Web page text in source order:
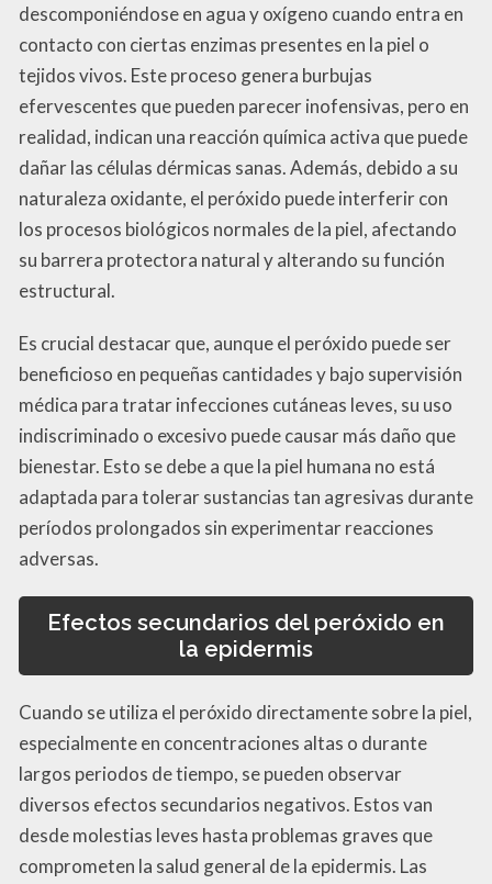
descomponiéndose en agua y oxígeno cuando entra en
contacto con ciertas enzimas presentes en la piel o
tejidos vivos. Este proceso genera burbujas
efervescentes que pueden parecer inofensivas, pero en
realidad, indican una reacción química activa que puede
dañar las células dérmicas sanas. Además, debido a su
naturaleza oxidante, el peróxido puede interferir con
los procesos biológicos normales de la piel, afectando
su barrera protectora natural y alterando su función
estructural.
Es crucial destacar que, aunque el peróxido puede ser
beneficioso en pequeñas cantidades y bajo supervisión
médica para tratar infecciones cutáneas leves, su uso
indiscriminado o excesivo puede causar más daño que
bienestar. Esto se debe a que la piel humana no está
adaptada para tolerar sustancias tan agresivas durante
períodos prolongados sin experimentar reacciones
adversas.
Efectos secundarios del peróxido en
la epidermis
Cuando se utiliza el peróxido directamente sobre la piel,
especialmente en concentraciones altas o durante
largos periodos de tiempo, se pueden observar
diversos efectos secundarios negativos. Estos van
desde molestias leves hasta problemas graves que
comprometen la salud general de la epidermis. Las